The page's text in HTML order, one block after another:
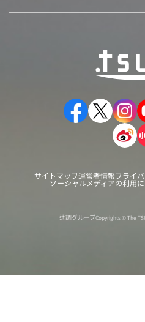
サイトマップ運営者情報プライ
ソーシャルメディアの利用
辻調グループCopyrights © The